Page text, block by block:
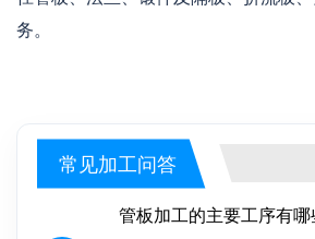
务。
常见加工问答
管板加工的主要工序有哪